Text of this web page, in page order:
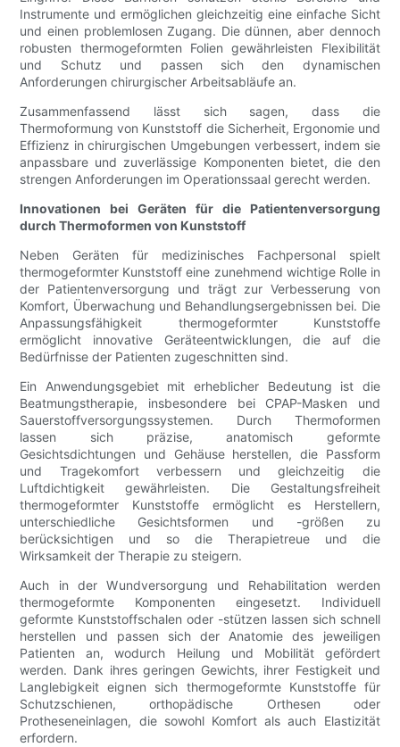
Instrumente und ermöglichen gleichzeitig eine einfache Sicht
und einen problemlosen Zugang. Die dünnen, aber dennoch
robusten thermogeformten Folien gewährleisten Flexibilität
und Schutz und passen sich den dynamischen
Anforderungen chirurgischer Arbeitsabläufe an.
Zusammenfassend lässt sich sagen, dass die
Thermoformung von Kunststoff die Sicherheit, Ergonomie und
Effizienz in chirurgischen Umgebungen verbessert, indem sie
anpassbare und zuverlässige Komponenten bietet, die den
strengen Anforderungen im Operationssaal gerecht werden.
Innovationen bei Geräten für die Patientenversorgung
durch Thermoformen von Kunststoff
Neben Geräten für medizinisches Fachpersonal spielt
thermogeformter Kunststoff eine zunehmend wichtige Rolle in
der Patientenversorgung und trägt zur Verbesserung von
Komfort, Überwachung und Behandlungsergebnissen bei. Die
Anpassungsfähigkeit thermogeformter Kunststoffe
ermöglicht innovative Geräteentwicklungen, die auf die
Bedürfnisse der Patienten zugeschnitten sind.
Ein Anwendungsgebiet mit erheblicher Bedeutung ist die
Beatmungstherapie, insbesondere bei CPAP-Masken und
Sauerstoffversorgungssystemen. Durch Thermoformen
lassen sich präzise, ​​anatomisch geformte
Gesichtsdichtungen und Gehäuse herstellen, die Passform
und Tragekomfort verbessern und gleichzeitig die
Luftdichtigkeit gewährleisten. Die Gestaltungsfreiheit
thermogeformter Kunststoffe ermöglicht es Herstellern,
unterschiedliche Gesichtsformen und -größen zu
berücksichtigen und so die Therapietreue und die
Wirksamkeit der Therapie zu steigern.
Auch in der Wundversorgung und Rehabilitation werden
thermogeformte Komponenten eingesetzt. Individuell
geformte Kunststoffschalen oder -stützen lassen sich schnell
herstellen und passen sich der Anatomie des jeweiligen
Patienten an, wodurch Heilung und Mobilität gefördert
werden. Dank ihres geringen Gewichts, ihrer Festigkeit und
Langlebigkeit eignen sich thermogeformte Kunststoffe für
Schutzschienen, orthopädische Orthesen oder
Protheseneinlagen, die sowohl Komfort als auch Elastizität
erfordern.